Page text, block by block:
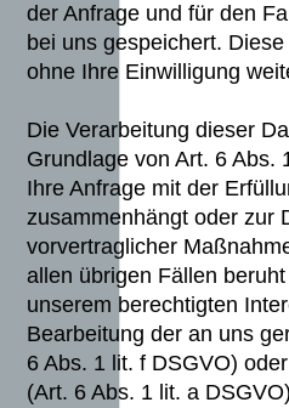
der Anfrage und für den
bei uns gespeichert.
ohne Ihre Einwilligung
Die Verarbeitung dieser
Grundlage von Art. 6 Abs.
Ihre Anfrage mit der
zusammenhängt oder zur
vorvertraglicher
allen übrigen Fällen
unserem berechtigten
Bearbeitung der an uns
6 Abs. 1 lit. f DSGVO)
(Art. 6 Abs. 1 lit. a